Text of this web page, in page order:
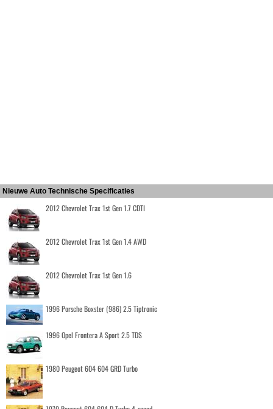
Nieuwe Auto Technische Specificaties
2012 Chevrolet Trax 1st Gen 1.7 CDTI
2012 Chevrolet Trax 1st Gen 1.4 AWD
2012 Chevrolet Trax 1st Gen 1.6
1996 Porsche Boxster (986) 2.5 Tiptronic
1996 Opel Frontera A Sport 2.5 TDS
1980 Peugeot 604 604 GRD Turbo